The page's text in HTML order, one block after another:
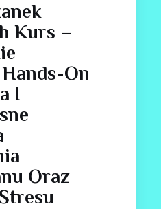
Kurs –
On
I
Oraz